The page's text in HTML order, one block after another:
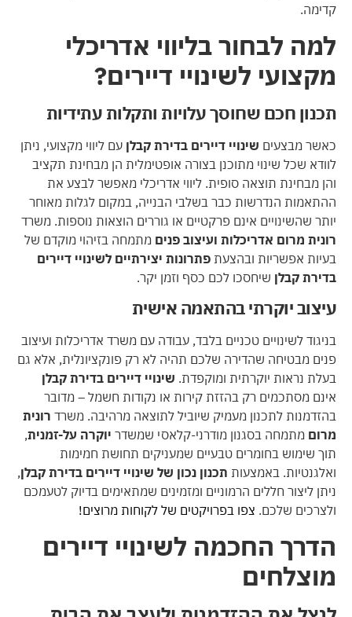
קדימה.
למה לבחור בליווי אדריכלי
מקצועי לשינויי דיירים?
תכנון חכם שחוסך עלויות ותקלות עתידיות
כאשר מבצעים שינויי דיירים בדירת קבלן עם ליווי מקצועי, ניתן
לוודא שכל שינוי מתוכנן בצורה אופטימלית הן מבחינת תקציב
והן מבחינת תוצאה סופית. ליווי אדריכלי מאפשר לבצע את
ההתאמות הנדרשות כבר בשלבי הבנייה, במקום לגלות מאוחר
יותר שהשינויים אינם פרקטיים או גוררים הוצאות נוספות. משרד
רונית מרום אדריכלות ועיצוב פנים מתמחה בזיהוי מוקדם של
בעיות אפשריות ובהצעת פתרונות יצירתיים לשינויי דיירים
בדירת קבלן שיחסכו לכם כסף וזמן יקר.
עיצוב יוקרתי בהתאמה אישית
בניגוד לשינויים טכניים בלבד, עבודה עם משרד אדריכלות ועיצוב
פנים מבטיחה שהדירה שלכם תהיה לא רק פונקציונלית, אלא גם
בעלת נראות יוקרתית ומוקפדת. שינויי דיירים בדירת קבלן
אינם מסתכמים רק בהזזת קירות או נקודות חשמל – מדובר
בהזדמנות לתכנון מעמיק שיוביל לתוצאה מרהיבה. משרד רונית
מרום מתמחה בסגנון מודרני-קלאסי שמשדר יוקרה על-זמנית,
תוך שימוש בחומרים טבעיים שמעניקים תחושת חמימות
ואלגנטיות. באמצעות תכנון נכון של שינויי דיירים בדירת קבלן,
ניתן ליצור חללים הרמוניים ומזמינים שמתאימים בדיוק לטעמכם
ולצרכים שלכם. צפו בפרויקטים של לקוחות מרוצים!
הדרך החכמה לשינויי דיירים
מוצלחים